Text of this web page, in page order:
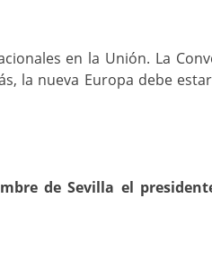
en la Unión. La
la nueva Europa debe
de Sevilla el